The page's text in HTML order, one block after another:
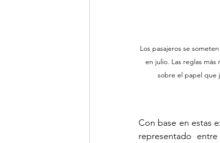
Los pasajeros se
en julio. Las reglas
sobre el papel que
Con base en estas
representado